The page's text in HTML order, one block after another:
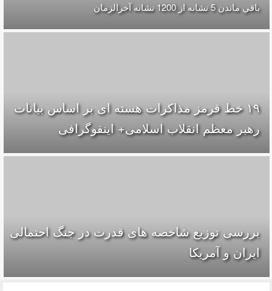
باقي ماندن 5 نشانه از 1200 نشانه‌ آخرالزمان
۱۹ خط قرمز مذاکرات هسته ای بر اساس بیانات
رهبر معظم انقلاب اسلامی+ اینفوگرافی
بررسی توزیع شاخصه های قدرت در جنگ احتمالی
ایران و آمریکا